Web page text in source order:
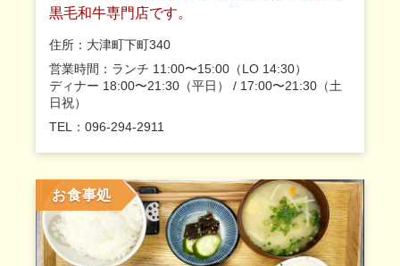
黒毛和牛専門店です。
住所：大津町下町340
営業時間：ランチ 11:00〜15:00（LO 14:30）
ディナー 18:00〜21:30（平日） / 17:00〜21:30（土
日祝）
TEL：096-294-2911
お食事処